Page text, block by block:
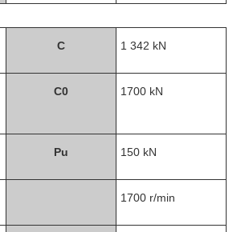
C 1 342 kN
C0 1700 kN
Pu 150 kN
1700 r/min